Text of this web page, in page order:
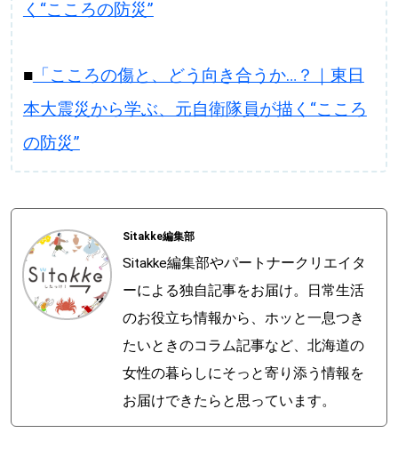
く“こころの防災”
■「こころの傷と、どう向き合うか…？｜東日
本大震災から学ぶ、元自衛隊員が描く“こころ
の防災”
Sitakke編集部
Sitakke編集部やパートナークリエイタ
ーによる独自記事をお届け。日常生活
のお役立ち情報から、ホッと一息つき
たいときのコラム記事など、北海道の
女性の暮らしにそっと寄り添う情報を
お届けできたらと思っています。